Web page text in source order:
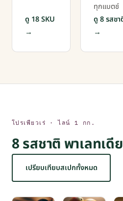
ดู 18 SKU
ทุกแบตช์
ดู 8 รสชา
โปรเพียวเร่ · ไลน์ 1 กก.
8 รสชาติ พาเลทเดี
เปรียบเทียบสเปกทั้งหมด